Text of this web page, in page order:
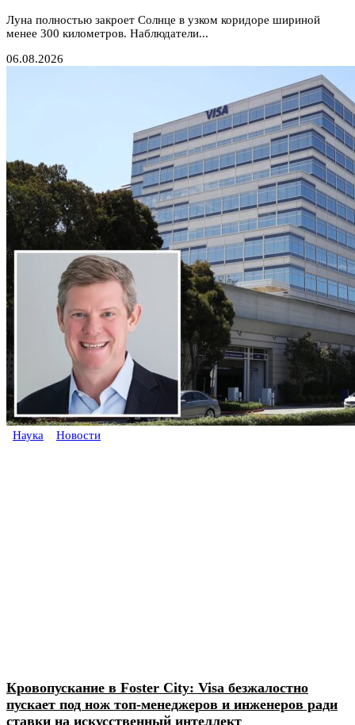
Луна полностью закроет Солнце в узком коридоре шириной
менее 300 километров. Наблюдатели...
06.08.2026
Наука Новости
Кровопускание в Foster City: Visa безжалостно
пускает под нож топ-менеджеров и инженеров ради
ставки на искусственный интеллект